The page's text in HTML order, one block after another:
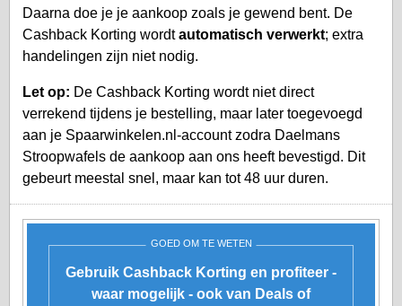
Daarna doe je je aankoop zoals je gewend bent. De
Cashback Korting wordtautomatisch verwerkt; extra
handelingen zijn niet nodig.
Let op: De Cashback Korting wordt niet direct
verrekend tijdens je bestelling, maar later toegevoegd
aan je Spaarwinkelen.nl-accountzodra Daelmans
Stroopwafels de aankoop aan ons heeft bevestigd. Dit
gebeurt meestal snel, maar kan tot 48 uur duren.
GOED OM TE WETEN
Gebruik Cashback Korting en profiteer -
waar mogelijk - ook van Deals of